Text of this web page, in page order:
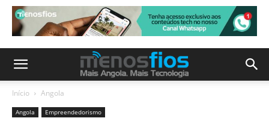
Início Angola
Angola Empreendedorismo